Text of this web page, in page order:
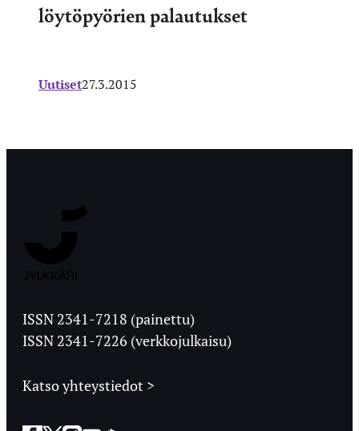
löytöpyörien palautukset
Uutiset27.3.2015
Ylioppilaslehti
ISSN 2341-7218 (painettu)
ISSN 2341-7226 (verkkojulkaisu)
Katso yhteystiedot >